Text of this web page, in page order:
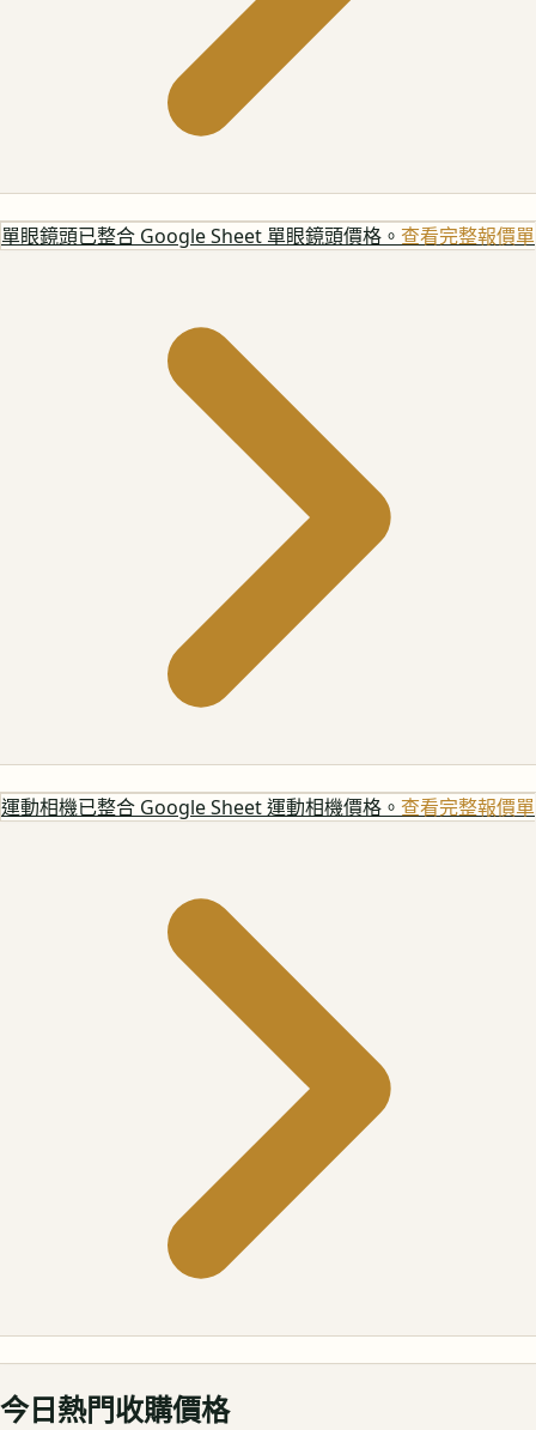
單眼鏡頭已整合 Google Sheet 單眼鏡頭價格。 查看完整報價單
運動相機已整合 Google Sheet 運動相機價格。 查看完整報價單
今日熱門收購價格